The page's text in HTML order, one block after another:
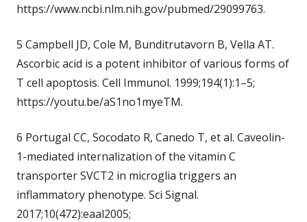
https://www.ncbi.nlm.nih.gov/pubmed/29099763.
5 Campbell JD, Cole M, Bunditrutavorn B, Vella AT.
Ascorbic acid is a potent inhibitor of various forms of
T cell apoptosis. Cell Immunol. 1999;194(1):1–5;
https://youtu.be/aS1no1myeTM.
6 Portugal CC, Socodato R, Canedo T, et al. Caveolin-
1-mediated internalization of the vitamin C
transporter SVCT2 in microglia triggers an
inflammatory phenotype. Sci Signal.
2017;10(472):eaal2005;